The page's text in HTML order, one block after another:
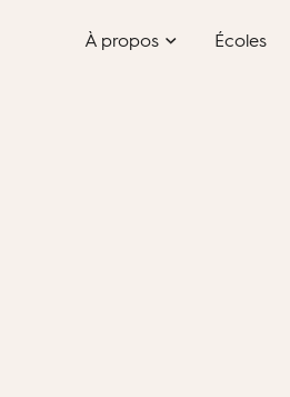
À propos Écoles